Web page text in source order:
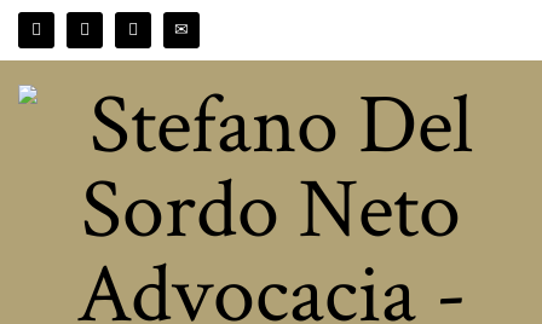
POSTS TAGGED "DOENÇAS EMOCIONAIS"